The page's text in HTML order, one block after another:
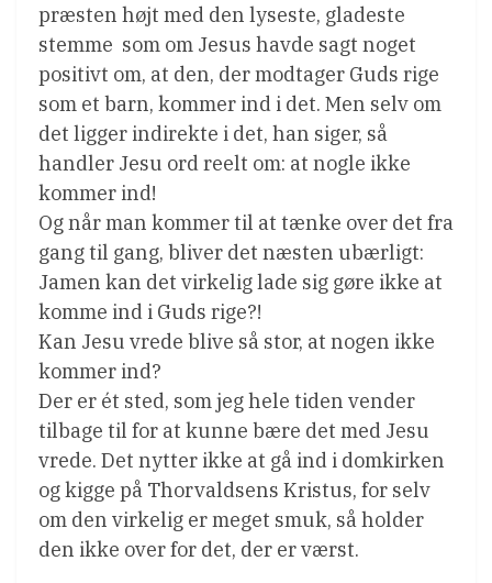
præsten højt med den lyseste, gladeste
stemme  som om Jesus havde sagt noget
positivt om, at den, der modtager Guds rige
som et barn, kommer ind i det. Men selv om
det ligger indirekte i det, han siger, så
handler Jesu ord reelt om: at nogle ikke
kommer ind!
Og når man kommer til at tænke over det fra
gang til gang, bliver det næsten ubærligt:
Jamen kan det virkelig lade sig gøre ikke at
komme ind i Guds rige?!
Kan Jesu vrede blive så stor, at nogen ikke
kommer ind?
Der er ét sted, som jeg hele tiden vender
tilbage til for at kunne bære det med Jesu
vrede. Det nytter ikke at gå ind i domkirken
og kigge på Thorvaldsens Kristus, for selv
om den virkelig er meget smuk, så holder
den ikke over for det, der er værst.